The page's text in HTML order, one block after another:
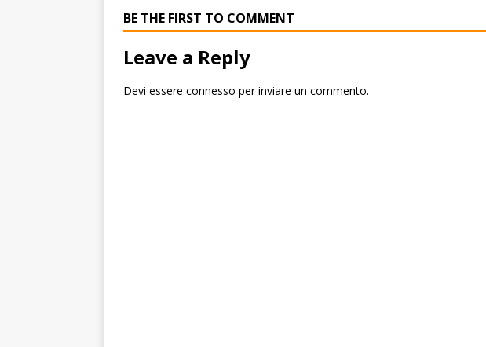
BE THE FIRST TO COMMENT
Leave a Reply
Devi essere connesso per inviare un commento.